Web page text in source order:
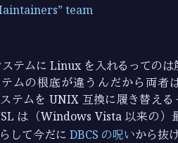
team
テムに Linux を入れるってのは
ムの根底が違うんだから両者
ムを UNIX 互換に履き替える
は（Windows Vista 以来の）
して今だに DBCS の呪いから抜